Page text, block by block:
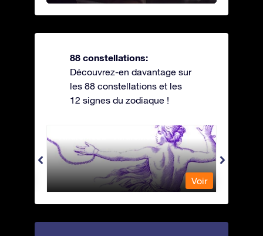
88 constellations:
Découvrez-en davantage sur
les 88 constellations et les
12 signes du zodiaque !
Andromeda - Andromède
Voir